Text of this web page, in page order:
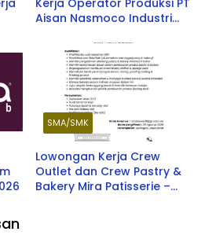
Kerja Operator Produksi PT
Aisan Nasmoco Industri
SMA/SMK
Lowongan Kerja Crew
Outlet dan Crew Pastry &
Bakery Mira Patisserie –